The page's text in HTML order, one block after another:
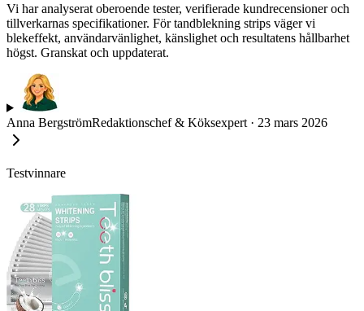
Vi har analyserat oberoende tester, verifierade kundrecensioner och
tillverkarnas specifikationer. För tandblekning strips väger vi
blekeffekt, användarvänlighet, känslighet och resultatens hållbarhet
högst. Granskat och uppdaterat.
Anna BergströmRedaktionschef & Köksexpert · 23 mars 2026
Testvinnare